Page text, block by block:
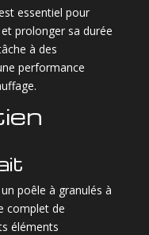
essentiel pour
prolonger sa durée
à des
performance
poêle à granulés à
complet de
éléments